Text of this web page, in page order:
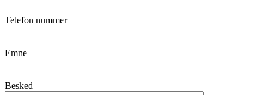
Telefon nummer
Emne
Besked